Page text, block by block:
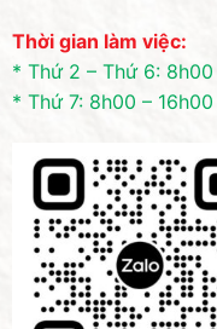
Thời gian làm việc:
* Thứ 2 – Thứ 6: 8h00
* Thứ 7: 8h00 – 16h00